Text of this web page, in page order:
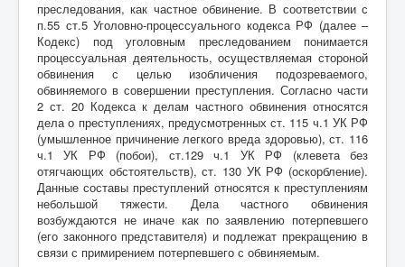
преследования, как частное обвинение. В соответствии с
п.55 ст.5 Уголовно-процессуального кодекса РФ (далее –
Кодекс) под уголовным преследованием понимается
процессуальная деятельность, осуществляемая стороной
обвинения с целью изобличения подозреваемого,
обвиняемого в совершении преступления. Согласно части
2 ст. 20 Кодекса к делам частного обвинения относятся
дела о преступлениях, предусмотренных ст. 115 ч.1 УК РФ
(умышленное причинение легкого вреда здоровью), ст. 116
ч.1 УК РФ (побои), ст.129 ч.1 УК РФ (клевета без
отягчающих обстоятельств), ст. 130 УК РФ (оскорбление).
Данные составы преступлений относятся к преступлениям
небольшой тяжести. Дела частного обвинения
возбуждаются не иначе как по заявлению потерпевшего
(его законного представителя) и подлежат прекращению в
связи с примирением потерпевшего с обвиняемым.